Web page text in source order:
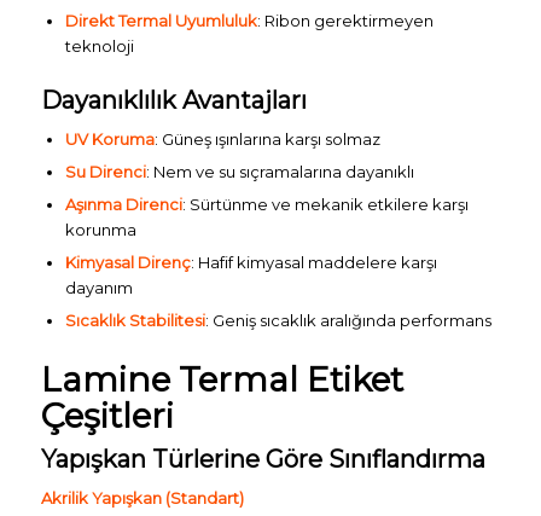
Direkt Termal Uyumluluk: Ribon gerektirmeyen
teknoloji
Dayanıklılık Avantajları
UV Koruma: Güneş ışınlarına karşı solmaz
Su Direnci: Nem ve su sıçramalarına dayanıklı
Aşınma Direnci: Sürtünme ve mekanik etkilere karşı
korunma
Kimyasal Direnç: Hafif kimyasal maddelere karşı
dayanım
Sıcaklık Stabilitesi: Geniş sıcaklık aralığında performans
Lamine Termal Etiket
Çeşitleri
Yapışkan Türlerine Göre Sınıflandırma
Akrilik Yapışkan (Standart)